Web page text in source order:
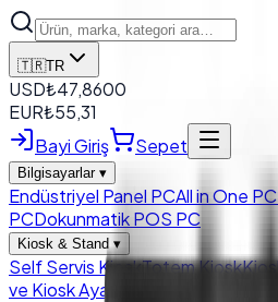
🇹🇷TR
USD₺47,8600
EUR₺55,31
Bayi Giriş
Sepet
Bilgisayarlar ▾
Endüstriyel Panel PCAll in One PC
PCDokunmatik POS PC
Kiosk & Stand ▾
Self Servis KioskTotem Kiosk
ve Kiosk Ayakları